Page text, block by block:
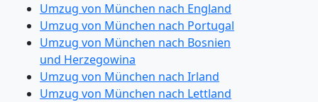
Umzug von München nach England
Umzug von München nach Portugal
Umzug von München nach Bosnien
und Herzegowina
Umzug von München nach Irland
Umzug von München nach Lettland